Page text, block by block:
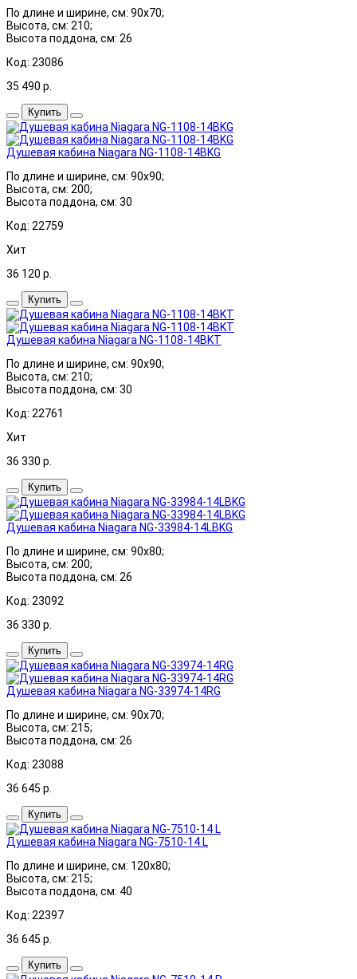
По длине и ширине, см: 90x70;
Высота, см: 210;
Высота поддона, см: 26
Код: 23086
35 490 р.
Купить
Душевая кабина Niagara NG-1108-14BKG
По длине и ширине, см: 90x90;
Высота, см: 200;
Высота поддона, см: 30
Код: 22759
Хит
36 120 р.
Купить
Душевая кабина Niagara NG-1108-14BKT
По длине и ширине, см: 90x90;
Высота, см: 210;
Высота поддона, см: 30
Код: 22761
Хит
36 330 р.
Купить
Душевая кабина Niagara NG-33984-14LBKG
По длине и ширине, см: 90x80;
Высота, см: 200;
Высота поддона, см: 26
Код: 23092
36 330 р.
Купить
Душевая кабина Niagara NG-33974-14RG
По длине и ширине, см: 90x70;
Высота, см: 215;
Высота поддона, см: 26
Код: 23088
36 645 р.
Купить
Душевая кабина Niagara NG-7510-14 L
По длине и ширине, см: 120x80;
Высота, см: 215;
Высота поддона, см: 40
Код: 22397
36 645 р.
Купить